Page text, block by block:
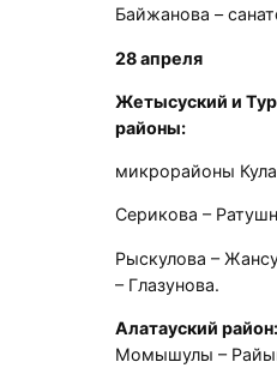
Байжанова –
28 апреля
Жетысуский и
районы:
микрорайоны
Серикова –
Рыскулова –
– Глазунова.
Алатауский район:
Момышулы –